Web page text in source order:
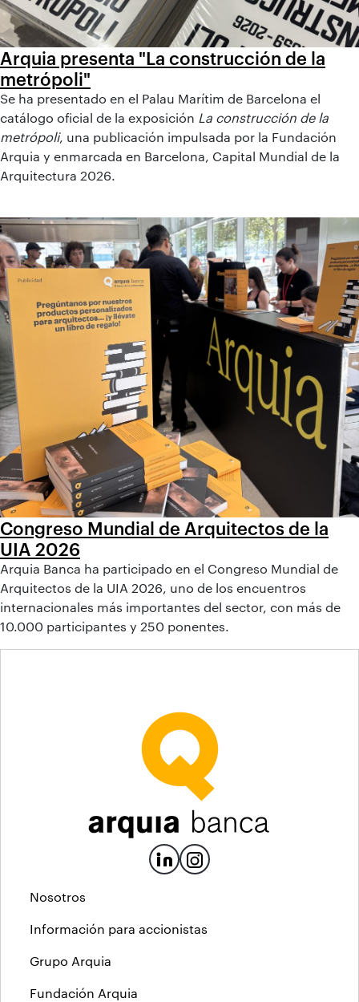
Arquia presenta "La construcción de la
metrópoli"
Se ha presentado en el Palau Marítim de Barcelona el
catálogo oficial de la exposición La construcción de la
metrópoli, una publicación impulsada por la Fundación
Arquia y enmarcada en Barcelona, Capital Mundial de la
Arquitectura 2026.
Congreso Mundial de Arquitectos de la
UIA 2026
Arquia Banca ha participado en el Congreso Mundial de
Arquitectos de la UIA 2026, uno de los encuentros
internacionales más importantes del sector, con más de
10.000 participantes y 250 ponentes.
Nosotros
Información para accionistas
Grupo Arquia
Fundación Arquia